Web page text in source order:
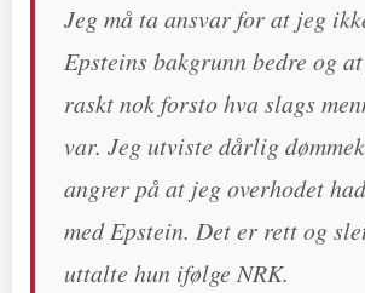
Jeg må ta ansvar for at jeg
Epsteins bakgrunn bedre og
raskt nok forsto hva slags
var. Jeg utviste dårlig
angrer på at jeg overhodet
med Epstein. Det er rett og
uttalte hun ifølge NRK.